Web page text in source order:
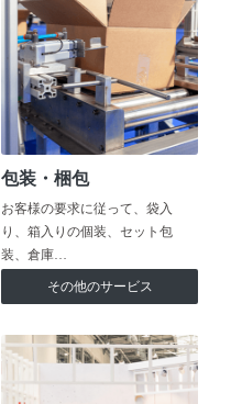
包装・梱包
お客様の要求に従って、袋入
り、箱入りの個装、セット包
装、倉庫…
その他のサービス